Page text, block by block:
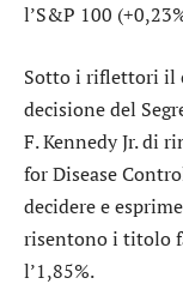
l’S&P 100
Sotto i riflettori il
decisione del
F. Kennedy Jr. di
for Disease
decidere e
risentono i titolo
l’1,85%.